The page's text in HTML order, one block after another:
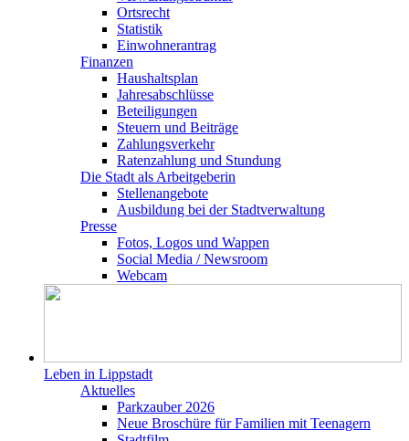
Ortsrecht
Statistik
Einwohnerantrag
Finanzen
Haushaltsplan
Jahresabschlüsse
Beteiligungen
Steuern und Beiträge
Zahlungsverkehr
Ratenzahlung und Stundung
Die Stadt als Arbeitgeberin
Stellenangebote
Ausbildung bei der Stadtverwaltung
Presse
Fotos, Logos und Wappen
Social Media / Newsroom
Webcam
Leben in Lippstadt
Aktuelles
Parkzauber 2026
Neue Broschüre für Familien mit Teenagern